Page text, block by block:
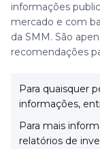
informações
mercado e com
da SMM. São
recomendações
Para quaisquer
informações,
Para mais
relatórios de